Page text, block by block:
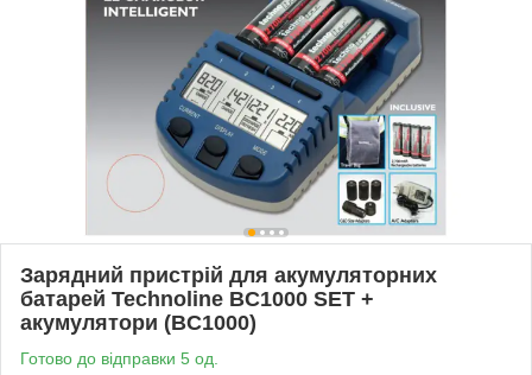
Зарядний пристрій для акумуляторних
батарей Technoline BC1000 SET +
акумулятори (BC1000)
Готово до відправки 5 од.